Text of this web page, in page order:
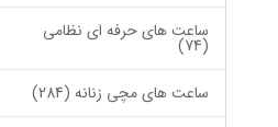
ساعت های حرفه ای نظامی
(74)
ساعت های مچی زنانه (284)